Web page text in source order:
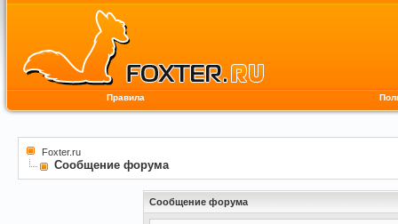
Правила
Foxter.ru
Сообщение форума
Сообщение форума